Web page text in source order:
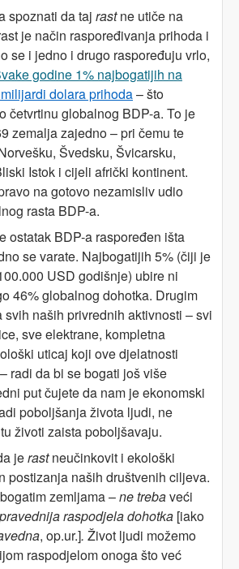
spoznati da taj rastne utiče na
je način raspoređivanja prihoda i
se i jedno i drugo raspoređuju vrlo,
godine 1% najbogatijih na
dolara prihoda– što
četvrtinu globalnog BDP-a. To je
zemalja zajedno – pri čemu te
Švedsku, Švicarsku,
Istok i cijeli afrički kontinent.
na gotovo nezamisliv udio
rasta BDP-a.
ostatak BDP-a raspoređen išta
se varate. Najbogatijih 5% (čiji je
USD godišnje) ubire ni
46% globalnog dohotka. Drugim
svih naših privrednih aktivnosti – svi
sve elektrane, kompletna
uticaj koji ove djelatnosti
radi da bi se bogati još više
put čujete da nam je ekonomski
poboljšanja života ljudi, ne
životi zaista poboljšavaju.
jerastneučinkovit i ekološki
postizanja naših društvenih ciljeva.
zemljama –ne trebaveći
pravednija raspodjela dohotka [iako
, op.ur.]. Život ljudi možemo
raspodjelom onoga što već